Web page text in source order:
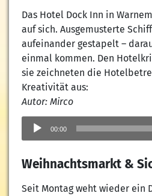
Das Hotel Dock Inn in
auf sich. Ausgemusterte
aufeinander gestapelt –
einmal kommen. Den
sie zeichneten die
Kreativität aus:
Autor: Mirco
Audio-
Player
00:00
Weihnachtsmarkt &
Seit Montag weht wieder ein